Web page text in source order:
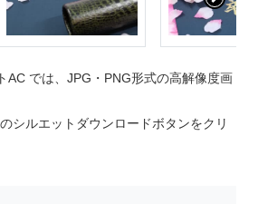
AC では、JPG・PNG形式の高解像度画
シルエットダウンロードボタンをクリ